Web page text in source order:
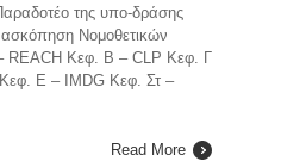
της υπο-δράσης
Νομοθετικών
REACH Κεφ. Β – CLP Κεφ. Γ
Ε – IMDG Κεφ. Στ –
Read More